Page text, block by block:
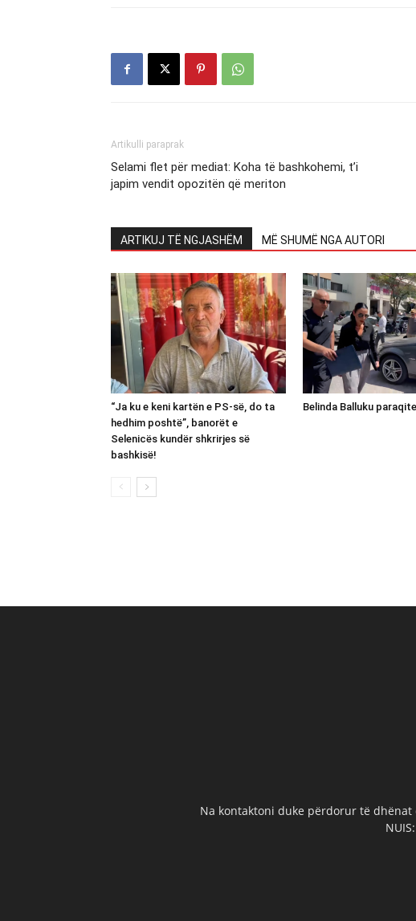
Artikulli paraprak
Selami flet për mediat: Koha të bashkohemi, t’i
japim vendit opozitën që meriton
ARTIKUJ TË NGJASHËM MË SHUMË NGA AUTORI
“Ja ku e keni kartën e PS-së, do ta
hedhim poshtë”, banorët e
Selenicës kundër shkrirjes së
bashkisë!
Belinda Balluku
Na kontaktoni duke përdorur të dhënat